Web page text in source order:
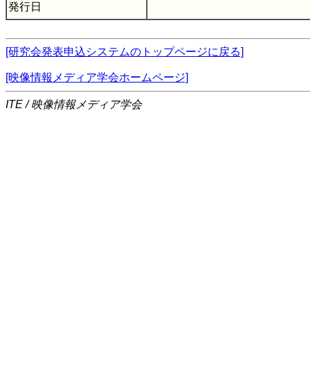
発行日
[研究会発表申込システムのトップページに戻る]
[映像情報メディア学会ホームページ]
ITE / 映像情報メディア学会